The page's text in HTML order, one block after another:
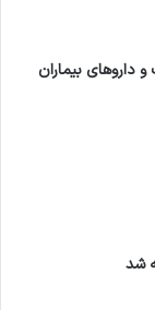
داروهای بیماران
شد